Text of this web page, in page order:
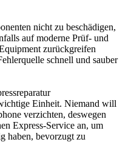
nicht zu beschädigen,
auf moderne Prüf- und
zurückgreifen
schnell und sauber
Einheit. Niemand will
verzichten, deswegen
Express-Service an, um
haben, bevorzugt zu